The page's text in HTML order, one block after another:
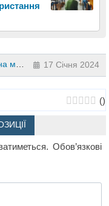
Дошкільне
17 Січня 2024
()
Обов’язкові